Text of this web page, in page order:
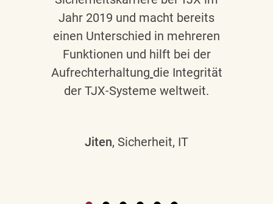
Jahr 2019 und macht bereits
einen Unterschied in mehreren
Funktionen und hilft bei der
Aufrechterhaltung die Integrität
der TJX-Systeme weltweit.
Jiten, Sicherheit, IT